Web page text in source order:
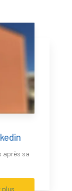
après sa
plus